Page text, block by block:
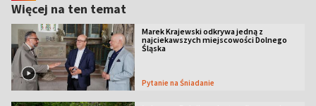
Więcej na ten temat
Marek Krajewski odkrywa jedną z
najciekawszych miejscowości Dolnego
Śląska
Pytanie na Śniadanie